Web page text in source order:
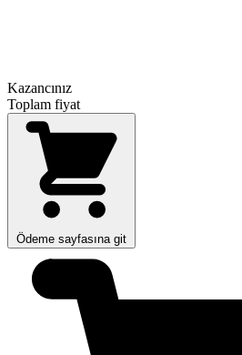
Kazancınız
Toplam fiyat
Ödeme sayfasına git